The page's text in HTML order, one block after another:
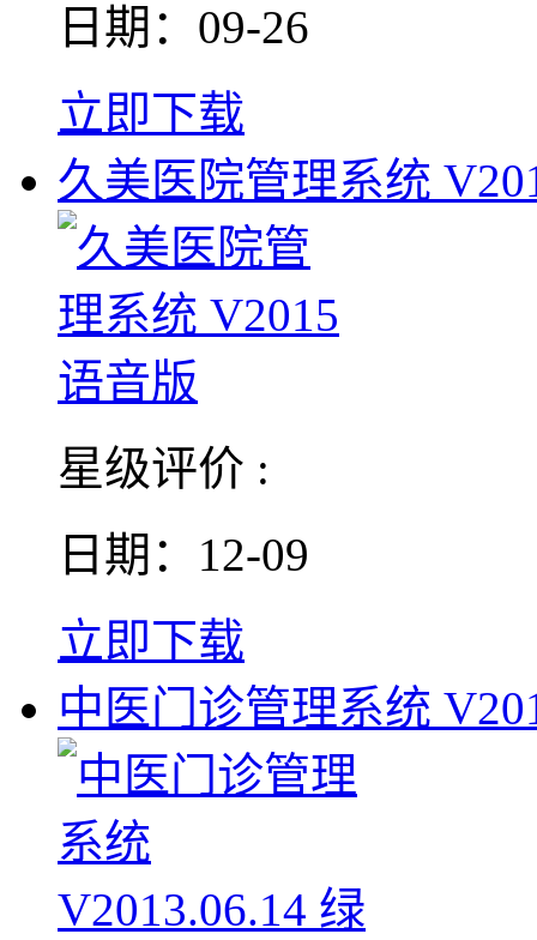
日期：09-26
立即下载
久美医院管理系统
星级评价 :
日期：12-09
立即下载
中医门诊管理系统